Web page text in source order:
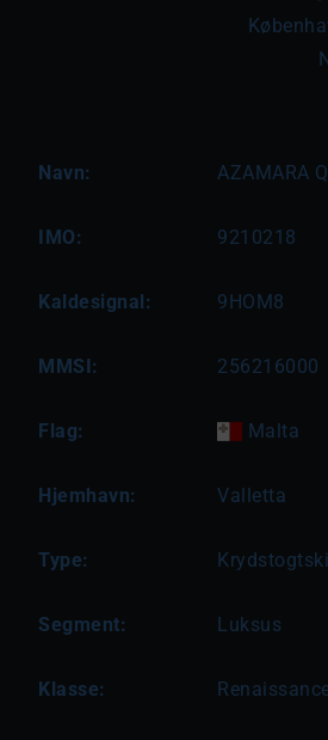
Navn: AZAMARA
IMO: 9210218
Kaldesignal: 9HOM8
MMSI: 256216000
Flag: Malta
Hjemhavn: Valletta
Type:
Segment: Luksus
Klasse: